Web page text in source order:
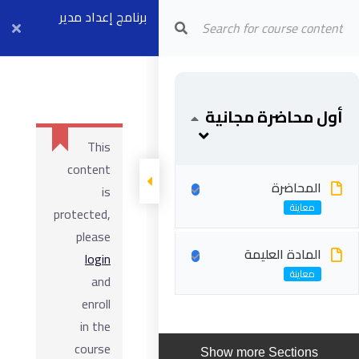
Arab Center for Arbitration
برنامج إعداد مدير
عقود الفيديك
٤) بث مباشر ٧
أول محاضرة مجانية
المحاضرة
المادة العليمة
Show more Sections
This
content
is
protected,
please
login
and
enroll
in the
course